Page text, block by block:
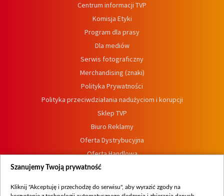
Centrum informacji TVP
Komisja Etyki
Program dla prasy
Dla mediów
Serwis fotograficzny
Merchandising (znaki)
Polityka Prywatności
Polityka przeciwdziałania nadużyciom i korupcji
Sklep TVP
Biuro Reklamy
Oferta Dystrybucyjna
Oferta Handlowa
Dostępność
Procedura zgłoszeń wewnętrznych
Szanujemy Twoją prywatność
Kliknij "Akceptuję i przechodzę do serwisu", aby wyrazić zgody na